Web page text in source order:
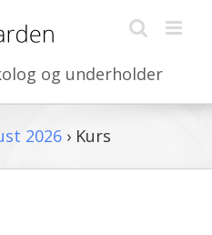
og underholder
2026 › Kurs